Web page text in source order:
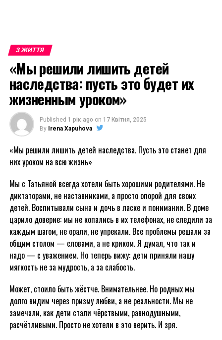
З ЖИТТЯ
«Мы решили лишить детей
наследства: пусть это будет их
жизненным уроком»
Published 1 рік ago on 17 Квітня, 2025
By Irena Xapuhova
«Мы решили лишить детей наследства. Пусть это станет для
них уроком на всю жизнь»
Мы с Татьяной всегда хотели быть хорошими родителями. Не
диктаторами, не наставниками, а просто опорой для своих
детей. Воспитывали сына и дочь в ласке и понимании. В доме
царило доверие: мы не копались в их телефонах, не следили за
каждым шагом, не орали, не упрекали. Все проблемы решали за
общим столом — словами, а не криком. Я думал, что так и
надо — с уважением. Но теперь вижу: дети приняли нашу
мягкость не за мудрость, а за слабость.
Может, стоило быть жёстче. Внимательнее. Но родных мы
долго видим через призму любви, а не реальности. Мы не
замечали, как дети стали чёрствыми, равнодушными,
расчётливыми. Просто не хотели в это верить. И зря.